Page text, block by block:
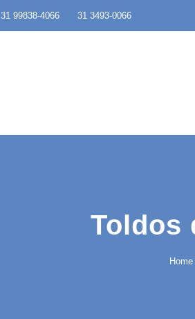
31 99838-4066 31 3493-0066
Toldos
Home